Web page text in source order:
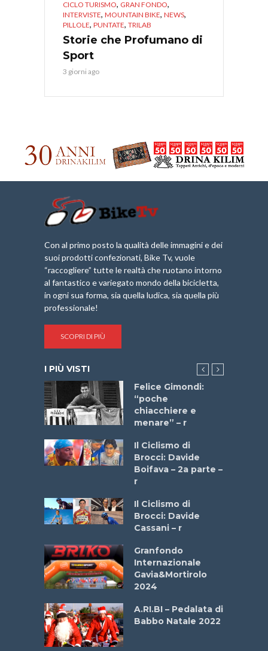
CICLO TURISMO, GRAN FONDO,
INTERVISTE, MOUNTAIN BIKE, NEWS,
PILLOLE, PUNTATE, TRILAB
Storie che Profumano di
Sport
3 giorni ago
Con al primo posto la qualità delle immagini e dei
suoi prodotti confezionati, Bike Tv, vuole
“raccogliere” tutte le realtà che ruotano intorno
al fantastico e variegato mondo della bicicletta,
in ogni sua forma, sia quella ludica, sia quella più
professionale!
SCOPRI DI PIÙ
I PIÙ VISTI
Felice Gimondi:
“poche
chiacchiere e
menare” – r
Il Ciclismo di
Brocci: Davide
Boifava – 2a parte –
r
Il Ciclismo di
Brocci: Davide
Cassani – r
Granfondo
Internazionale
Gavia&Mortirolo
2024
A.RI.BI – Pedalata di
Babbo Natale 2022